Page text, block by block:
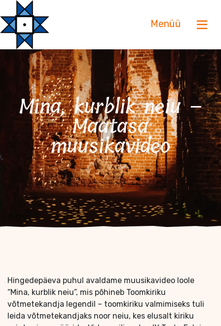
Menüü
Mina, kurblik neiu –
Maatasa
muusikavideo
Hingedepäeva puhul avaldame muusikavideo loole
“Mina, kurblik neiu”, mis põhineb Toomkiriku
võtmetekandja legendil – toomkiriku valmimiseks tuli
leida võtmetekandjaks noor neiu, kes elusalt kiriku